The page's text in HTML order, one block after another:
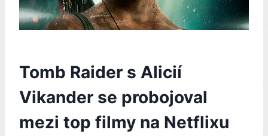
Tomb Raider s Alicií
Vikander se probojoval
mezi top filmy na Netflixu